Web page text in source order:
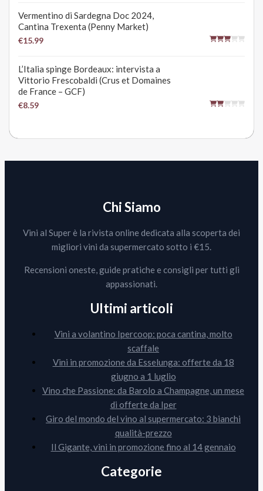
Vermentino di Sardegna Doc 2024,
Cantina Trexenta (Penny Market)
€15.99
L’Italia spinge Bordeaux: intervista a
Vittorio Frescobaldi (Crus et Domaines
de France – GCF)
€8.59
Chi Siamo
Vini al Super è la rivista online dedicata alla scoperta dei
migliori vini da supermercato sotto i €15.
Recensioni oneste, guide pratiche e consigli per tutti gli
appassionati.
Ultimi articoli
Vini a volantino Ipercoop: poca cantina, molto
scaffale
Vini in promozione da Esselunga: offerte da 18
giugno a 1 luglio
Vino che Passione: da Barolo a Champagne, un mese
di offerte da Iper
Giro del mondo del vino al supermercato: 3 bianchi
qualità-prezzo
Il Gigante, vini in promozione fino al 14 gennaio
Categorie